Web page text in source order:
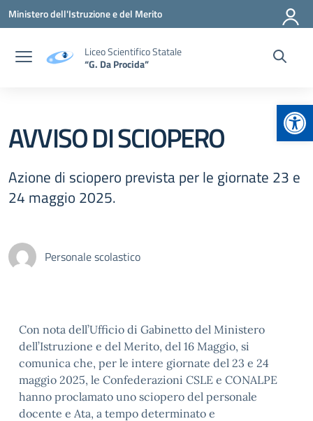
Vai ai contenuti
Vai al menu di navigazione
Vai al footer
Ministero dell'Istruzione e del Merito
Liceo Scientifico Statale
“G. Da Procida”
AVVISO DI SCIOPERO
Azione di sciopero prevista per le giornate 23 e
24 maggio 2025.
Personale scolastico
Con nota dell’Ufficio di Gabinetto del Ministero
dell’Istruzione e del Merito, del 16 Maggio, si
comunica che, per le intere giornate del 23 e 24
maggio 2025, le Confederazioni CSLE e CONALPE
hanno proclamato uno sciopero del personale
docente e Ata, a tempo determinato e